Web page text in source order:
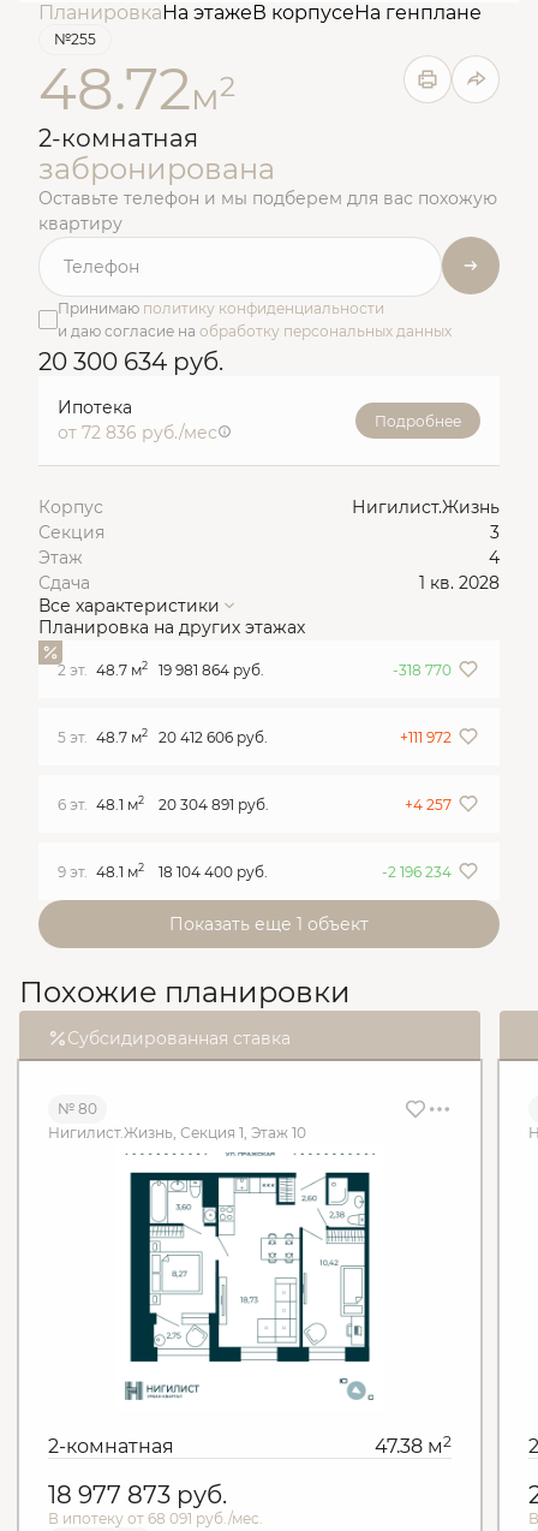
ПланировкаНа этажеВ корпусеНа генплане
№255
48.72м2
2-комнатная
забронирована
Оставьте телефон и мы подберем для вас похожую
квартиру
Принимаю политику конфиденциальности
и даю согласие на обработку персональных данных
20 300 634 руб.
Ипотека
от 72 836 руб./мес
Подробнее
Корпус
Нигилист.Жизнь
Секция
3
Этаж
4
Сдача
1 кв. 2028
Все характеристики
Планировка на других этажах
2 эт. 48.7 м2 19 981 864 руб. -318 770
5 эт. 48.7 м2 20 412 606 руб. +111 972
6 эт. 48.1 м2 20 304 891 руб. +4 257
9 эт. 48.1 м2 18 104 400 руб. -2 196 234
Показать еще 1 объект
Похожие планировки
Субсидированная ставка
№ 80
Нигилист.Жизнь, Секция 1, Этаж 10
2-комнатная 47.38 м2
18 977 873 руб.
В ипотеку от 68 091 руб./мес.